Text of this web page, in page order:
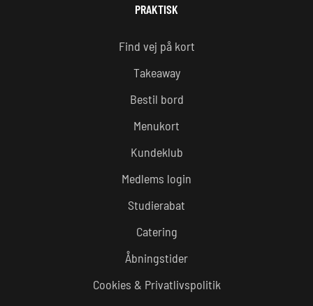
PRAKTISK
Find vej på kort
Takeaway
Bestil bord
Menukort
Kundeklub
Medlems login
Studierabat
Catering
Åbningstider
Cookies & Privatlivspolitik